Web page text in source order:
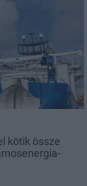
kötik össze